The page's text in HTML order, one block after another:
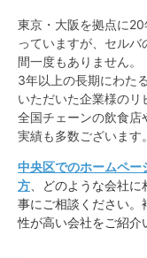
東京・大阪を拠点に
っていますが、セル
間一度もありません。
3年以上の長期にわた
いただいた企業様のリ
全国チェーンの飲食店
実績も多数ございます。
中央区でのホームペー
方、どのような会社
事にご相談ください。
性が高い会社をご紹介